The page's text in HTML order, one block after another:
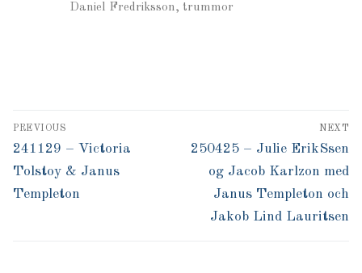
Daniel Fredriksson, trummor
PREVIOUS
241129 – Victoria
Tolstoy & Janus
Templeton
NEXT
250425 – Julie ErikSsen
og Jacob Karlzon med
Janus Templeton och
Jakob Lind Lauritsen